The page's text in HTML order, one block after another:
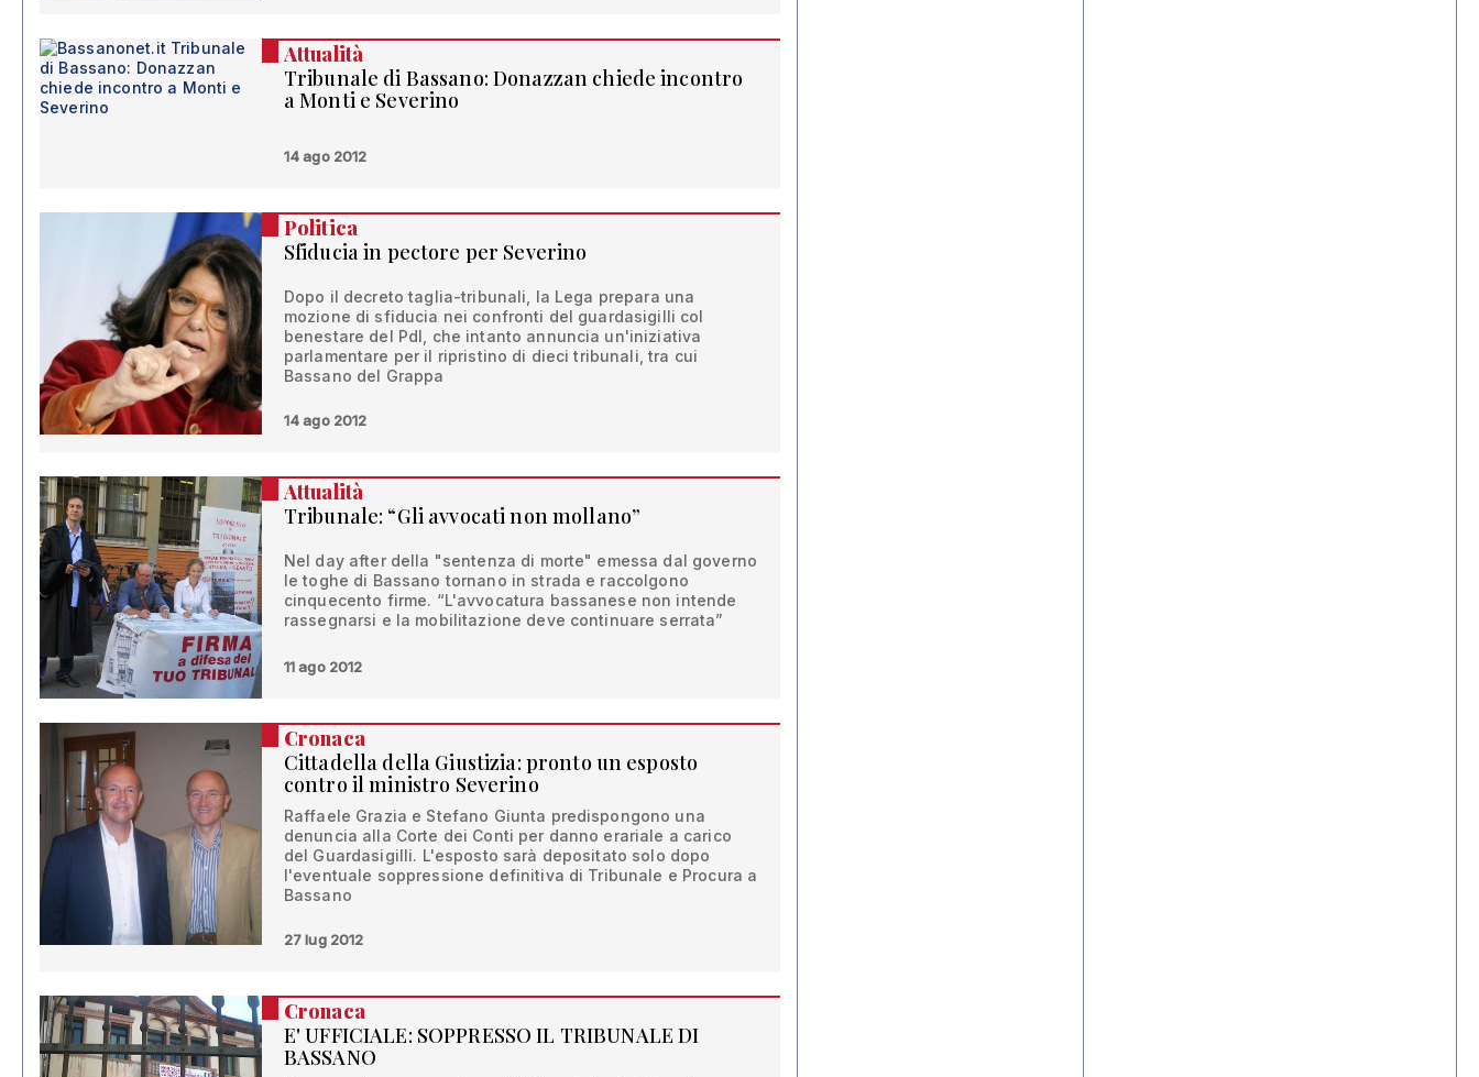
Attualità
Tribunale di Bassano: Donazzan chiede incontro
a Monti e Severino
14 ago 2012
Politica
Sfiducia in pectore per Severino
Dopo il decreto taglia-tribunali, la Lega prepara una
mozione di sfiducia nei confronti del guardasigilli col
benestare del Pdl, che intanto annuncia un'iniziativa
parlamentare per il ripristino di dieci tribunali, tra cui
Bassano del Grappa
14 ago 2012
Attualità
Tribunale: “Gli avvocati non mollano”
Nel day after della "sentenza di morte" emessa dal governo
le toghe di Bassano tornano in strada e raccolgono
cinquecento firme. “L'avvocatura bassanese non intende
rassegnarsi e la mobilitazione deve continuare serrata”
11 ago 2012
Cronaca
Cittadella della Giustizia: pronto un esposto
contro il ministro Severino
Raffaele Grazia e Stefano Giunta predispongono una
denuncia alla Corte dei Conti per danno erariale a carico
del Guardasigilli. L'esposto sarà depositato solo dopo
l'eventuale soppressione definitiva di Tribunale e Procura a
Bassano
27 lug 2012
Cronaca
E' UFFICIALE: SOPPRESSO IL TRIBUNALE DI
BASSANO